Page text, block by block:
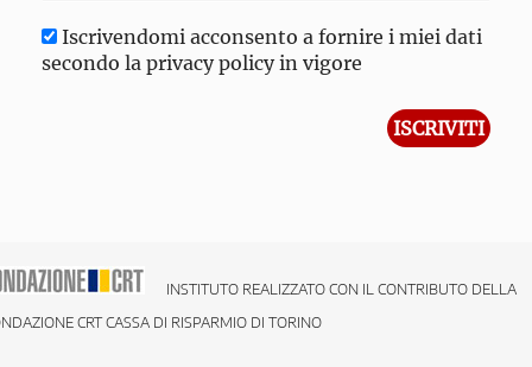
Iscrivendomi acconsento a fornire i miei dati
secondo la privacy policy in vigore
INSTITUTO REALIZZATO CON IL CONTRIBUTO DELLA
CRT CASSA DI RISPARMIO DI TORINO